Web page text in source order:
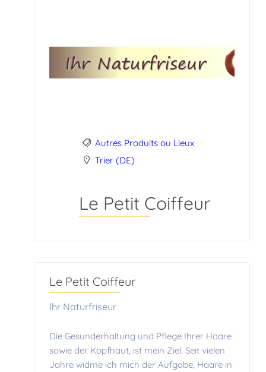
Autres Produits ou Lieux
Trier (DE)
Le Petit Coiffeur
Le Petit Coiffeur
Ihr Naturfriseur
Die Gesunderhaltung und Pflege Ihrer Haare
sowie der Kopfhaut, ist mein Ziel. Seit vielen
Jahre widme ich mich der Aufgabe, Haare in